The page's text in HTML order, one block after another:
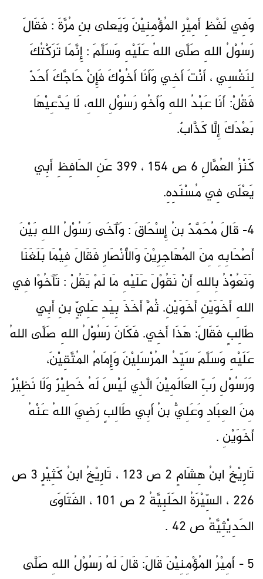
وَفِي لَفْظِ أَمِيْرِ المُؤْمِنِيْنَ وَيَعلى بنِ مُرَّةَ : فَقَالَ
رَسُوْلُ اللهِ صَلَّى اللهُ عَلَيْهِ وَسَلَّمَ : إِنَّمَا تَرَكْتُكَ
لِنَفْسِي ، أَنْتَ أَخِي وَأَنَا أَخُوْكَ فَإِنْ حَاجَّكَ أَحَدٌ
فَقُلْ: أَنَا عَبْدُ اللهِ وَأَخُو رَسُوْلِ اللهِ، لَا يَدَّعِيْهَا
بَعْدَكَ إِلَّا كَذَّابٌ.
كَنْزُ العُمَّالِ 6 ص 154 ، 399 عَنِ الحَافِظِ أَبِي
يَعْلَى فِي مُسْنَدِهِ.
4- قَالَ مُحَمَّدٌ بنُ إِسْحَاقَ : وَآَخَى رَسُوْلُ اللهِ بَيْنَ
أَصْحَابِهِ مِنَ المُهَاجِرِيْنَ وَالأَنْصَارِ فَقَالَ فِيْمَا بَلَغَنَا
وَنَعُوْذُ بِاللهِ أَنْ نَقُوْلَ عَلَيْهِ مَا لَمْ يَقُلْ : تَآَخُوْا فِي
اللهِ أَخَوَيْنِ أَخَوَيْنِ. ثُمَّ أَخَذَ بِيَدِ عَلِيٍّ بنِ أَبِي
طَالِبٍ فَقَالَ: هَذَا أَخِي. فَكَانَ رَسُوْلُ اللهِ صَلَّى اللهُ
عَلَيْهِ وَسَلَّمَ سَيِّدُ المُرْسَلِيْنَ وَإِمَامُ المُتَّقِيْنَ،
وَرَسُوْلِ رَبِّ العَالَمِيْنَ الَّذِي لَيْسَ لَهُ خَطِيْرٌ وَلَا نَظِيْرٌ
مِنَ العِبَادِ وَعَلِيُّ بنُ أَبِي طَالِبٍ رَضِيَ اللهُ عَنْهُ
أَخَوَيْنِ .
تَارِيْخُ ابنُ هِشَامٍ 2 ص 123 ، تَارِيْخُ ابنُ كَثِيْرٍ 3 ص
226 ، السِّيْرَةُ الحَلَبِيَّةُ 2 ص 101 ، الفَتَاوَى
الحَدِيْثِيَّةُ ص 42 .
5 - أَمِيْرُ المُؤْمِنِيْنَ قَالَ: قَالَ لَهُ رَسُوْلُ اللهِ صَلَّى